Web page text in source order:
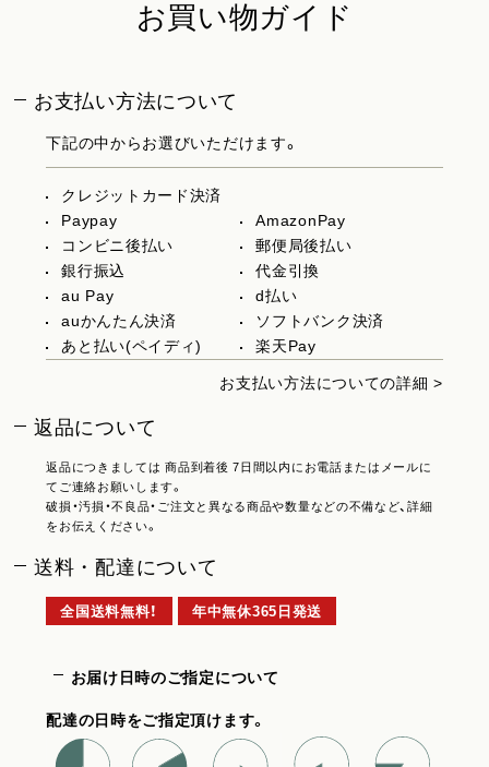
お買い物ガイド
お支払い方法について
下記の中からお選びいただけます。
クレジットカード決済
Paypay
AmazonPay
コンビニ後払い
郵便局後払い
銀行振込
代金引換
au Pay
d払い
auかんたん決済
ソフトバンク決済
あと払い(ペイディ)
楽天Pay
お支払い方法についての詳細 >
返品について
返品につきましては 商品到着後 7日間以内にお電話またはメールに
てご連絡お願いします。
破損・汚損・不良品・ご注文と異なる商品や数量などの不備など、詳細
をお伝えください。
送料・配達について
全国送料無料！ 年中無休365日発送
お届け日時のご指定について
配達の日時をご指定頂けます。